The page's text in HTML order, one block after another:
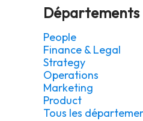
Départements
People
Finance & Legal
Strategy
Operations
Marketing
Product
Tous les